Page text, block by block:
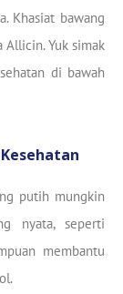
Khasiat bawang
Allicin. Yuk simak
di bawah
putih mungkin
nyata, seperti
membantu